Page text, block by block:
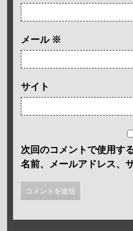
メール ※
サイト
次回のコメントで使用す
名前、メールアドレス、